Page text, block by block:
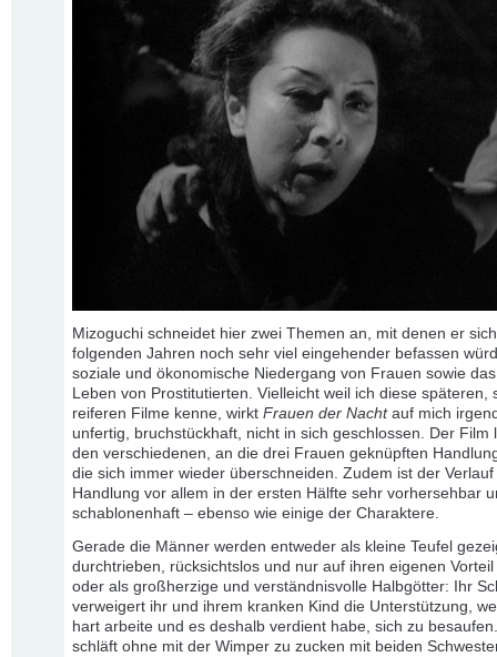
Mizoguchi schneidet hier zwei Themen an, mit denen er
folgenden Jahren noch sehr viel eingehender befassen
soziale und ökonomische Niedergang von Frauen sowie
Leben von Prostitutierten. Vielleicht weil ich diese späteren,
reiferen Filme kenne, wirkt Frauen der Nachtauf mich
unfertig, bruchstückhaft, nicht in sich geschlossen. Der Film
den verschiedenen, an die drei Frauen geknüpften
die sich immer wieder überschneiden. Zudem ist der Verlauf
Handlung vor allem in der ersten Hälfte sehr vorhersehbar
schablonenhaft – ebenso wie einige der Charaktere.
Gerade die Männer werden entweder als kleine Teufel
durchtrieben, rücksichtslos und nur auf ihren eigenen
oder als großherzige und verständnisvolle Halbgötter: Ihr
verweigert ihr und ihrem kranken Kind die Unterstützung,
hart arbeite und es deshalb verdient habe, sich zu
schläft ohne mit der Wimper zu zucken mit beiden